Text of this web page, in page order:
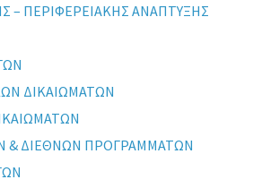
– ΠΕΡΙΦΕΡΕΙΑΚΗΣ ΑΝΑΠΤΥΞΗΣ
ΔΙΚΑΙΩΜΑΤΩΝ
& ΔΙΕΘΝΩΝ ΠΡΟΓΡΑΜΜΑΤΩΝ